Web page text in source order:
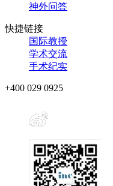
神外问答
快捷链接
国际教授
学术交流
手术纪实
+400 029 0925